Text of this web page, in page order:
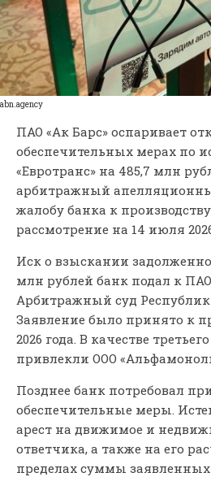
abn.agency
ПАО «Ак Барс» оспаривает
обеспечительных мерах по
«Евротранс» на 485,7 млн
арбитражный
жалобу банка к
рассмотрение на 14 июля
Иск о взыскании
млн рублей банк подал к ПАО
Арбитражный суд
Заявление было принято к
2026 года. В качестве
привлекли ООО
Позднее банк потребовал
обеспечительные меры.
арест на движимое и
ответчика, а также на его
пределах суммы заявленных